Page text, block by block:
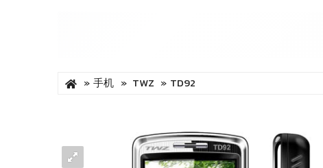
手机 TWZ TD92